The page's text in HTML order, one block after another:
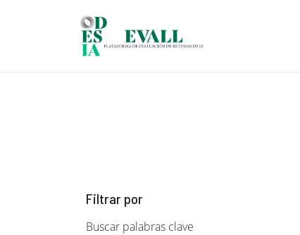
Filtrar por
Buscar palabras clave